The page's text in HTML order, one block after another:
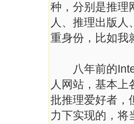
种，分别是推理
人、推理出版
重身份，比如我
八年前的
人网站，基本
批推理爱好者，
力下实现的，将